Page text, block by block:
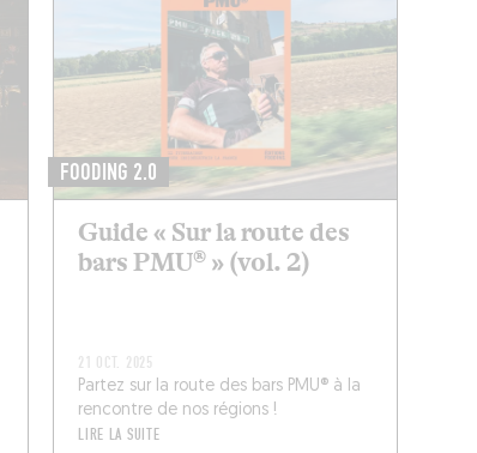
FOODING 2.0
Guide « Sur la route des
bars PMU® » (vol. 2)
21 OCT. 2025
Partez sur la route des bars PMU® à la
rencontre de nos régions !
LIRE LA SUITE